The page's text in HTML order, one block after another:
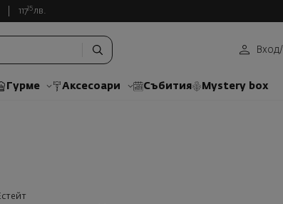
11735 лв.
Вход/
Гурме Аксесоари Събития Mystery box